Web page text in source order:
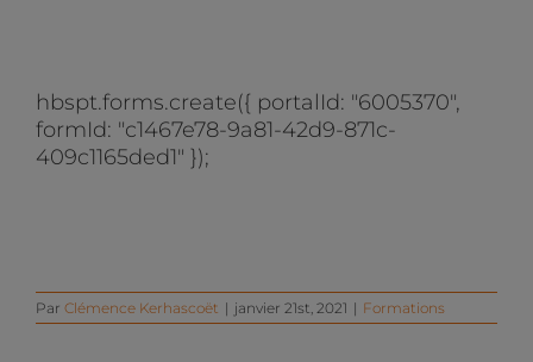
hbspt.forms.create({ portalId: "6005370",
formId: "c1467e78-9a81-42d9-871c-
409c1165ded1" });
Par Clémence Kerhascoët | janvier 21st, 2021 | Formations